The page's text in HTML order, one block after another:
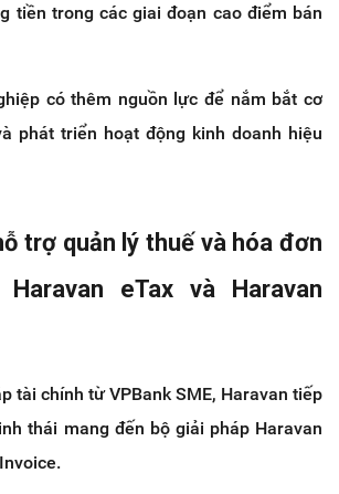
tiền trong các giai đoạn cao điểm bán
có thêm nguồn lực để nắm bắt cơ
phát triển hoạt động kinh doanh hiệu
trợ quản lý thuế và hóa đơn
eTax và Haravan
tài chính từ VPBank SME, Haravan tiếp
thái mang đến bộ giải pháp Haravan